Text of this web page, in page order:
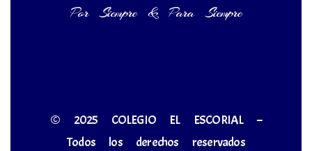
Por Siempre & Para Siempre
© 2025 COLEGIO EL ESCORIAL –
Todos los derechos reservados